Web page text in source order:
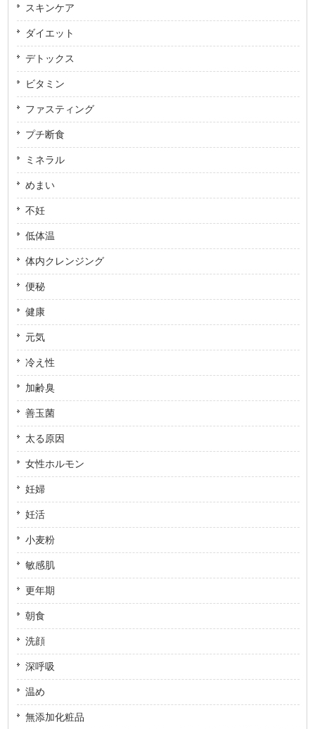
スキンケア
ダイエット
デトックス
ビタミン
ファスティング
プチ断食
ミネラル
めまい
不妊
低体温
体内クレンジング
便秘
健康
元気
冷え性
加齢臭
善玉菌
太る原因
女性ホルモン
妊婦
妊活
小麦粉
敏感肌
更年期
朝食
洗顔
深呼吸
温め
無添加化粧品